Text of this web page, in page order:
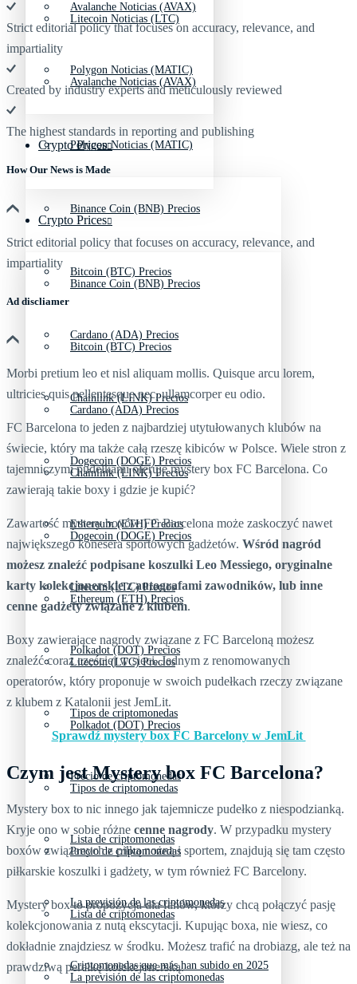
Avalanche Noticias (AVAX)
Polygon Noticias (MATIC)
Crypto Prices
Binance Coin (BNB) Precios
Bitcoin (BTC) Precios
Cardano (ADA) Precios
Chainlink (LINK) Precios
Dogecoin (DOGE) Precios
Ethereum (ETH) Precios
Litecoin (LTC) Precios
Polkadot (DOT) Precios
Tipos de criptomonedas
Precio de criptomonedas
Lista de criptomonedas
La previsión de las criptomonedas
Criptomonedas que más han subido en 2025
Litecoin Noticias (LTC)
Avalanche Noticias (AVAX)
Polygon Noticias (MATIC)
Crypto Prices
Binance Coin (BNB) Precios
Bitcoin (BTC) Precios
Cardano (ADA) Precios
Chainlink (LINK) Precios
Dogecoin (DOGE) Precios
Ethereum (ETH) Precios
Litecoin (LTC) Precios
Polkadot (DOT) Precios
Tipos de criptomonedas
Precio de criptomonedas
Lista de criptomonedas
La previsión de las criptomonedas
Strict editorial policy that focuses on accuracy, relevance, and
impartiality
Created by industry experts and meticulously reviewed
The highest standards in reporting and publishing
How Our News is Made
Strict editorial policy that focuses on accuracy, relevance, and
impartiality
Ad discliamer
Morbi pretium leo et nisl aliquam mollis. Quisque arcu lorem,
ultricies quis pellentesque nec, ullamcorper eu odio.
FC Barcelona to jeden z najbardziej utytułowanych klubów na
świecie, który ma także całą rzeszę kibiców w Polsce. Wiele stron z
tajemniczymi pudełkami oferuje mystery box FC Barcelona. Co
zawierają takie boxy i gdzie je kupić?
Zawartość mystery boxów FC Barcelona może zaskoczyć nawet
największego konesera sportowych gadżetów. Wśród nagród
możesz znaleźć podpisane koszulki Leo Messiego, oryginalne
karty kolekcjonerskie z autografami zawodników, lub inne
cenne gadżety związane z klubem.
Boxy zawierające nagrody związane z FC Barceloną możesz
znaleźć coraz częściej w sieci. Jednym z renomowanych
operatorów, który proponuje w swoich pudełkach rzeczy związane
z klubem z Katalonii jest JemLit.
Sprawdź mystery box FC Barcelony w JemLit
Czym jest Mystery box FC Barcelona?
Mystery box to nic innego jak tajemnicze pudełko z niespodzianką.
Kryje ono w sobie różne cenne nagrody. W przypadku mystery
boxów związanych z piłką nożną i sportem, znajdują się tam często
piłkarskie koszulki i gadżety, w tym również FC Barcelony.
Mystery box to propozycja dla fanów, którzy chcą połączyć pasję
kolekcjonowania z nutą ekscytacji. Kupując boxa, nie wiesz, co
dokładnie znajdziesz w środku. Możesz trafić na drobiazg, ale też na
prawdziwą perełkę kolekcjonerską.